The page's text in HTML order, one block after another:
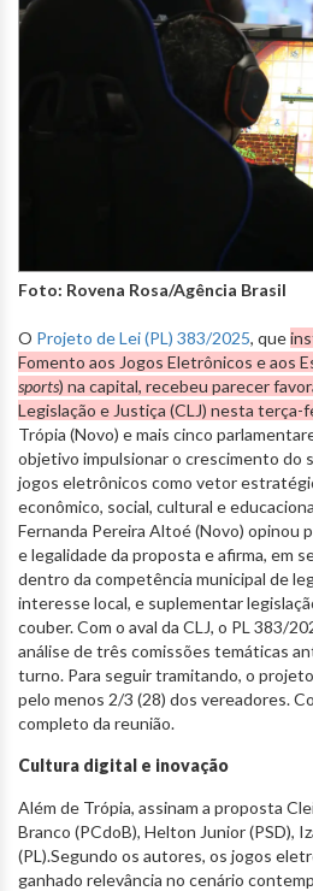
Foto: Rovena Rosa/Agência Brasil
O Projeto de Lei (PL) 383/2025, que
Fomento aos Jogos Eletrônicos e aos
sports) na capital, recebeu parecer
Legislação e Justiça (CLJ) nesta terça-
Trópia (Novo) e mais cinco
objetivo impulsionar o crescimento do
jogos eletrônicos como vetor
econômico, social, cultural e
Fernanda Pereira Altoé (Novo) opinou
e legalidade da proposta e afirma, em
dentro da competência municipal de
interesse local, e suplementar
couber. Com o aval da CLJ, o PL 383/
análise de três comissões temáticas
turno. Para seguir tramitando, o
pelo menos 2/3 (28) dos vereadores.
completo da reunião.
Cultura digital e inovação
Além de Trópia, assinam a proposta
Branco (PCdoB), Helton Junior (PSD),
(PL).Segundo os autores, os jogos
ganhado relevância no cenário